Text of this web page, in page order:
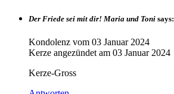
Der Friede sei mit dir! Maria und Toni says:
Kondolenz vom 03 Januar 2024
Kerze angezündet am 03 Januar 2024
Kerze-Gross